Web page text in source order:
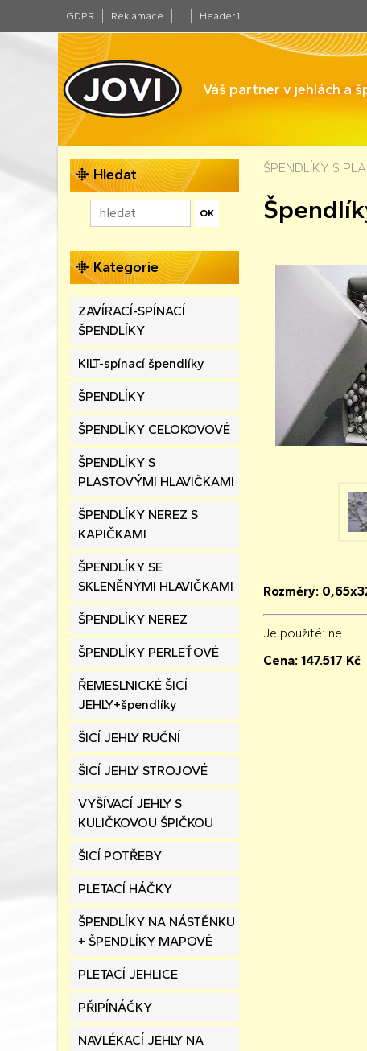
GDPR Reklamace . Header1
Váš partner v jehlách a
Hledat
Kategorie
ZAVÍRACÍ-SPÍNACÍ
ŠPENDLÍKY
KILT-spínací špendlíky
ŠPENDLÍKY
ŠPENDLÍKY CELOKOVOVÉ
ŠPENDLÍKY S
PLASTOVÝMI HLAVIČKAMI
ŠPENDLÍKY NEREZ S
KAPIČKAMI
ŠPENDLÍKY SE
SKLENĚNÝMI HLAVIČKAMI
ŠPENDLÍKY NEREZ
ŠPENDLÍKY PERLEŤOVÉ
ŘEMESLNICKÉ ŠICÍ
JEHLY+špendlíky
ŠICÍ JEHLY RUČNÍ
ŠICÍ JEHLY STROJOVÉ
VYŠÍVACÍ JEHLY S
KULIČKOVOU ŠPIČKOU
ŠICÍ POTŘEBY
PLETACÍ HÁČKY
ŠPENDLÍKY NA NÁSTĚNKU
+ ŠPENDLÍKY MAPOVÉ
PLETACÍ JEHLICE
PŘIPÍNÁČKY
NAVLÉKACÍ JEHLY NA
ŠPENDLÍKY S
Rozměry:
Je použité: ne
Cena: 147.517 Kč